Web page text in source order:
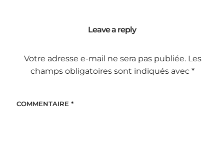
Leave a reply
Votre adresse e-mail ne sera pas publiée. Les
champs obligatoires sont indiqués avec*
COMMENTAIRE *